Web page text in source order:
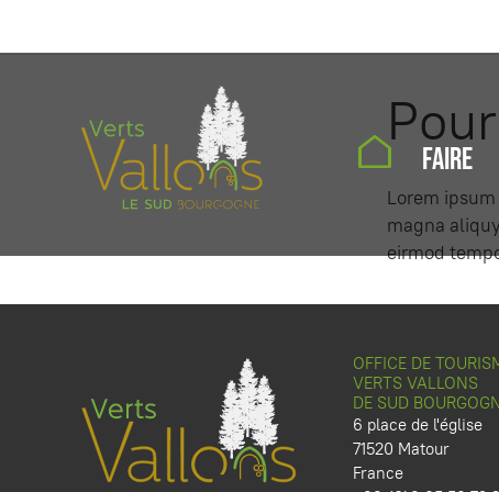
FAIRE
Lorem
magna
eirmod
OFFICE DE
VERTS VALLONS
DE SUD
6 place de l'église
71520 Matour
France